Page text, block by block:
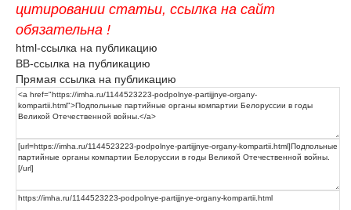
цитировании статьи, ссылка на сайт
обязательна !
html-ссылка на публикацию
BB-ссылка на публикацию
Прямая ссылка на публикацию